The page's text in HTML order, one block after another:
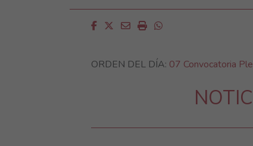
Facebook
Twitter
EmailImprimirWhatsapp
ORDEN DEL DÍA: 07 Convocatoria